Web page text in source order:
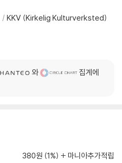
/ KKV (Kirkelig Kulturverksted)
와
집계에
380원 (1%) 마니아추가적립